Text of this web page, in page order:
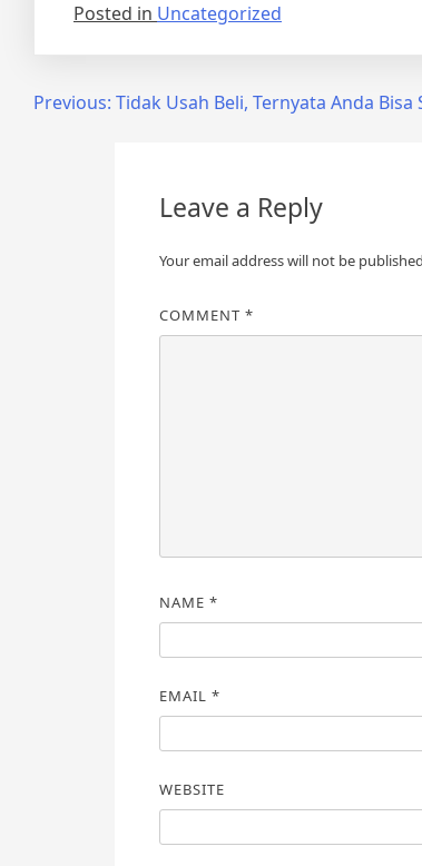
Posted in Uncategorized
PostPrevious: Tidak Usah Beli, Ternyata Anda
Leave a Reply
Your email address will not be
COMMENT*
NAME*
EMAIL*
WEBSITE